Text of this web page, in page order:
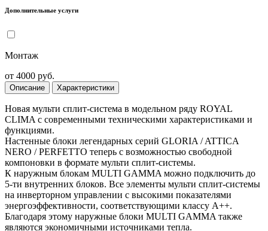
Дополнительные услуги
Монтаж
от 4000 руб.
Описание Характеристики
Новая мульти сплит-система в модельном ряду ROYAL
CLIMA с современными техническими характеристиками и
функциями.
Настенные блоки легендарных серий GLORIA / ATTICA
NERO / PERFETTO теперь с возможностью свободной
компоновки в формате мульти сплит-системы.
К наружным блокам MULTI GAMMA можно подключить до
5-ти внутренних блоков. Все элементы мульти сплит-системы
на инверторном управлении с высокими показателями
энергоэффективности, соответствующими классу А++.
Благодаря этому наружные блоки MULTI GAMMA также
являются экономичными источниками тепла.